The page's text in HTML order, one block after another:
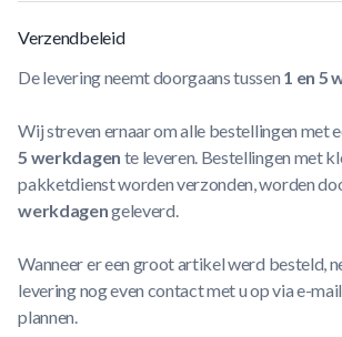
Verzendbeleid
De levering neemt doorgaans tussen 1 en 5
Wij streven ernaar om alle bestellingen met
5 werkdagen te leveren. Bestellingen met
pakketdienst worden verzonden, worden
werkdagengeleverd.
Wanneer er een groot artikel werd besteld,
levering nog even contact met u op via e-
plannen.